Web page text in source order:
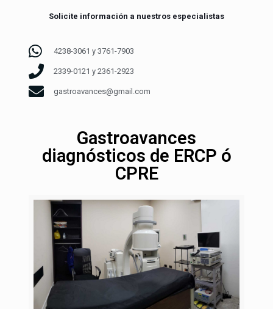
Solicite información a nuestros especialistas
4238-3061 y 3761-7903
2339-0121 y 2361-2923
gastroavances@gmail.com
Gastroavances
diagnósticos de ERCP ó
CPRE